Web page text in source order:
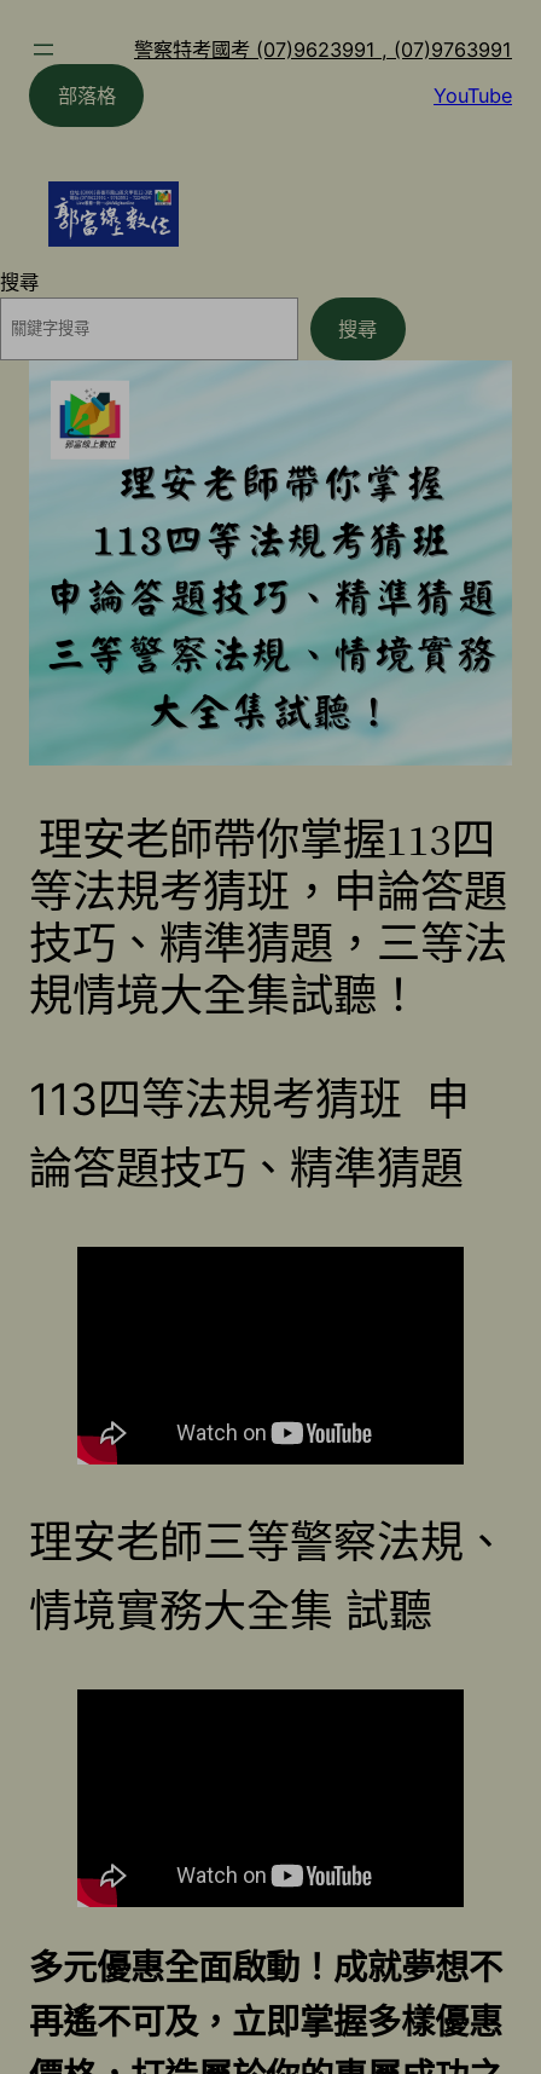
警察特考國考 (07)9623991 , (07)9763991
部落格
YouTube
搜尋
搜尋
理安老師帶你掌握113四
等法規考猜班，申論答題
技巧、精準猜題，三等法
規情境大全集試聽！
113四等法規考猜班 申
論答題技巧、精準猜題
理安老師三等警察法規、
情境實務大全集 試聽
多元優惠全面啟動！成就夢想不
再遙不可及，立即掌握多樣優惠